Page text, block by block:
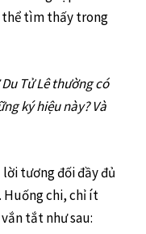
thể tìm thấy trong
Tử Lê thường có
ký hiệu này? Và
tương đối đầy đủ
Huống chi, chỉ ít
tắt như sau: